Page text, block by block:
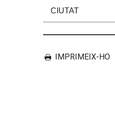
CIUTAT
Document
IMPRIMEIX-HO